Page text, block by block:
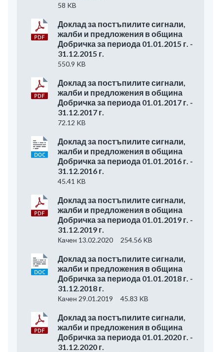
58 KB
Доклад за постъпилите сигнали,
жалби и предложения в община
Добричка за периода 01.01.2015 г. -
31.12.2015 г.
550.9 KB
Доклад за постъпилите сигнали,
жалби и предложения в община
Добричка за периода 01.01.2017 г. -
31.12.2017 г.
72.12 KB
Доклад за постъпилите сигнали,
жалби и предложения в община
Добричка за периода 01.01.2016 г. -
31.12.2016 г.
45.41 KB
Доклад за постъпилите сигнали,
жалби и предложения в община
Добричка за периода 01.01.2019 г. -
31.12.2019 г.
Качен 13.02.2020 254.56 KB
Доклад за постъпилите сигнали,
жалби и предложения в община
Добричка за периода 01.01.2018 г. -
31.12.2018 г.
Качен 29.01.2019 45.83 KB
Доклад за постъпилите сигнали,
жалби и предложения в община
Добричка за периода 01.01.2020 г. -
31.12.2020 г.